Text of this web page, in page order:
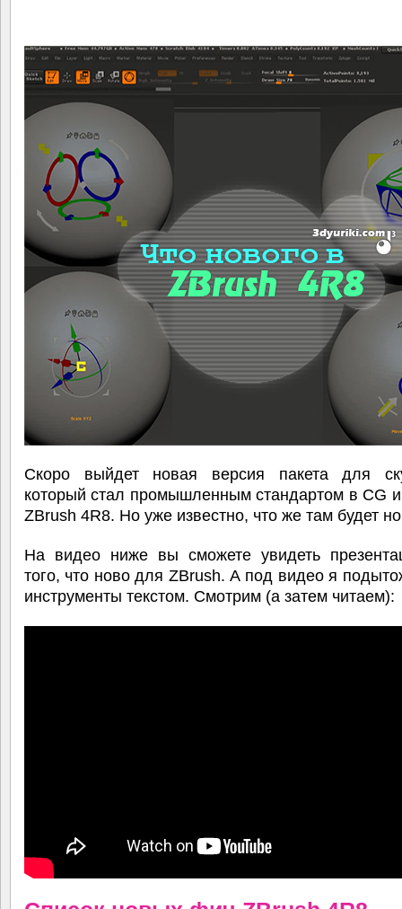
Скоро выйдет новая версия пакета для
который стал промышленным стандартом в CG
ZBrush 4R8. Но уже известно, что же там будет
На видео ниже вы сможете увидеть
того, что ново для ZBrush. А под видео я
инструменты текстом. Смотрим (а затем читаем):